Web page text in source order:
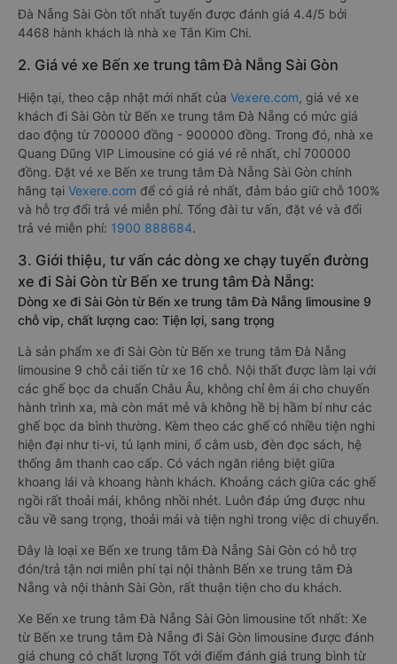
Đà Nẵng Sài Gòn tốt nhất tuyến được đánh giá 4.4/5 bởi
4468 hành khách là nhà xe Tân Kim Chi.
2. Giá vé xe Bến xe trung tâm Đà Nẵng Sài Gòn
Hiện tại, theo cập nhật mới nhất của Vexere.com, giá vé xe
khách đi Sài Gòn từ Bến xe trung tâm Đà Nẵng có mức giá
dao động từ 700000 đồng - 900000 đồng. Trong đó, nhà xe
Quang Dũng VIP Limousine có giá vé rẻ nhất, chỉ 700000
đồng. Đặt vé xe Bến xe trung tâm Đà Nẵng Sài Gòn chính
hãng tại Vexere.com để có giá rẻ nhất, đảm bảo giữ chỗ 100%
và hỗ trợ đổi trả vé miễn phí. Tổng đài tư vấn, đặt vé và đổi
trả vé miễn phí: 1900 888684.
3. Giới thiệu, tư vấn các dòng xe chạy tuyến đường
xe đi Sài Gòn từ Bến xe trung tâm Đà Nẵng:
Dòng xe đi Sài Gòn từ Bến xe trung tâm Đà Nẵng limousine 9
chỗ vip, chất lượng cao: Tiện lợi, sang trọng
Là sản phẩm xe đi Sài Gòn từ Bến xe trung tâm Đà Nẵng
limousine 9 chỗ cải tiến từ xe 16 chỗ. Nội thất được làm lại với
các ghế bọc da chuẩn Châu Âu, không chỉ êm ái cho chuyến
hành trình xa, mà còn mát mẻ và không hề bị hầm bí như các
ghế bọc da bình thường. Kèm theo các ghế có nhiều tiện nghi
hiện đại như ti-vi, tủ lạnh mini, ổ cắm usb, đèn đọc sách, hệ
thống âm thanh cao cấp. Có vách ngăn riêng biệt giữa
khoang lái và khoang hành khách. Khoảng cách giữa các ghế
ngồi rất thoải mái, không nhồi nhét. Luôn đáp ứng được nhu
cầu về sang trọng, thoải mái và tiện nghi trong việc di chuyển.
Đây là loại xe Bến xe trung tâm Đà Nẵng Sài Gòn có hỗ trợ
đón/trả tận nơi miễn phí tại nội thành Bến xe trung tâm Đà
Nẵng và nội thành Sài Gòn, rất thuận tiện cho du khách.
Xe Bến xe trung tâm Đà Nẵng Sài Gòn limousine tốt nhất: Xe
từ Bến xe trung tâm Đà Nẵng đi Sài Gòn limousine được đánh
giá chung có chất lượng Tốt với điểm đánh giá trung bình từ